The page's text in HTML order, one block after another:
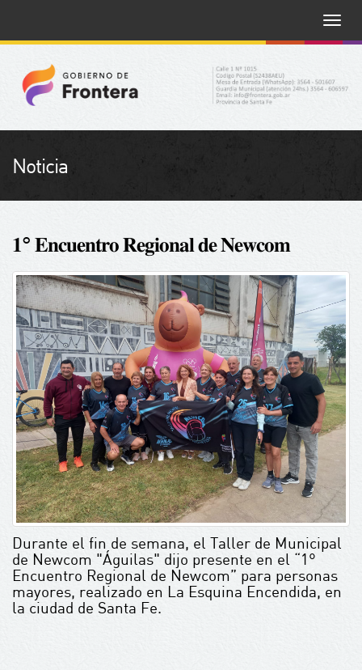
Toggle
Noticia
𝟏° 𝐄𝐧𝐜𝐮𝐞𝐧𝐭𝐫𝐨 𝐑𝐞𝐠𝐢𝐨𝐧𝐚𝐥 𝐝𝐞 𝐍𝐞𝐰𝐜𝐨𝐦
Durante el fin de semana, el Taller de Municipal
de Newcom "Águilas" dijo presente en el “1°
Encuentro Regional de Newcom” para personas
mayores, realizado en La Esquina Encendida, en
la ciudad de Santa Fe.